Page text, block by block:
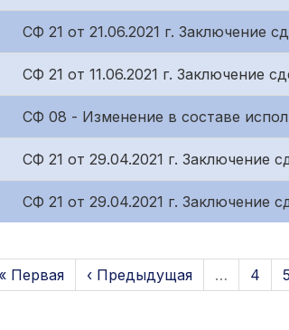
СФ 21 от 21.06.2021 г. Заключение
СФ 21 от 11.06.2021 г. Заключение
СФ 08 - Изменение в составе
СФ 21 от 29.04.2021 г. Заключение
СФ 21 от 29.04.2021 г. Заключение
« Первая ‹ Предыдущая … 4 5